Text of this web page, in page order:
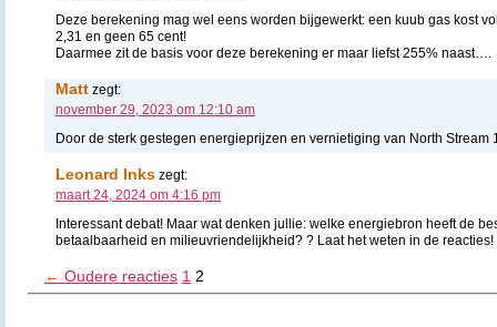
Deze berekening mag wel eens worden bijgewerkt: een kuub gas kost
2,31 en geen 65 cent!
Daarmee zit de basis voor deze berekening er maar liefst 255% naast….
Matt zegt:
november 29, 2023 om 12:10 am
Door de sterk gestegen energieprijzen en vernietiging van North Stream
Leonard Inks zegt:
maart 24, 2024 om 4:16 pm
Interessant debat! Maar wat denken jullie: welke energiebron heeft de
betaalbaarheid en milieuvriendelijkheid? ? Laat het weten in de reacties!
← Oudere reacties 1 2